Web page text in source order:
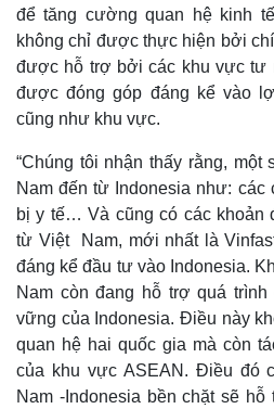
để tăng cường quan hệ kinh
không chỉ được thực hiện bởi
được hỗ trợ bởi các khu vực tư
được đóng góp đáng kể vào
cũng như khu vực.
“Chúng tôi nhận thấy rằng,
Nam đến từ Indonesia như: các
bị y tế… Và cũng có các khoản
từ Việt Nam, mới nhất là
đáng kể đầu tư vào Indonesia.
Nam còn đang hỗ trợ quá
vững của Indonesia. Điều này
quan hệ hai quốc gia mà còn
của khu vực ASEAN. Điều đó
Nam -Indonesia bền chặt sẽ